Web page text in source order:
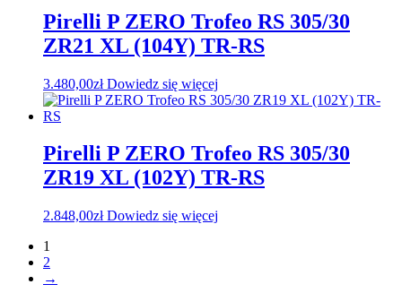
Pirelli P ZERO Trofeo RS 305/30
ZR21 XL (104Y) TR-RS
3.480,00zł Dowiedz się więcej
Pirelli P ZERO Trofeo RS 305/30
ZR19 XL (102Y) TR-RS
2.848,00zł Dowiedz się więcej
1
2
→